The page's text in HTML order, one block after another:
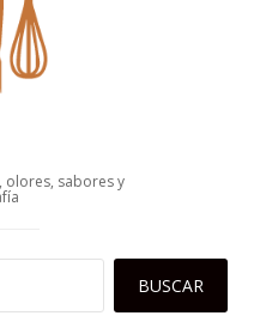
olores, sabores y